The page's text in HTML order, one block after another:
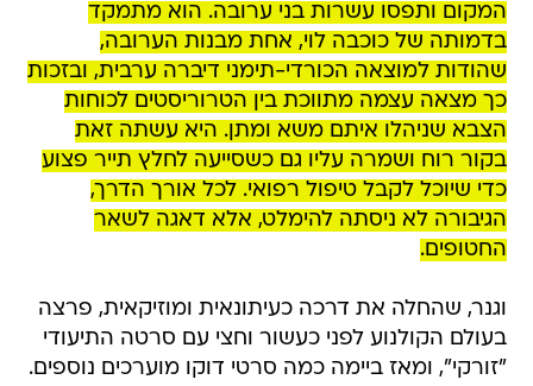
המקום ותפסו עשרות בני ערובה. הוא מתמקד
בדמותה של כוכבה לוי, אחת מבנות הערובה,
שהודות למוצאה הכורדי-תימני דיברה ערבית, ובזכות
כך מצאה עצמה מתווכת בין הטרוריסטים לכוחות
הצבא שניהלו איתם משא ומתן. היא עשתה זאת
בקור רוח ושמרה עליו גם כשסייעה לחלץ תייר פצוע
כדי שיוכל לקבל טיפול רפואי. לכל אורך הדרך,
הגיבורה לא ניסתה להימלט, אלא דאגה לשאר
החטופים.
וגנר, שהחלה את דרכה כעיתונאית ומוזיקאית, פרצה
בעולם הקולנוע לפני כעשור וחצי עם סרטה התיעודי
"זורקי", ומאז ביימה כמה סרטי דוקו מוערכים נוספים.